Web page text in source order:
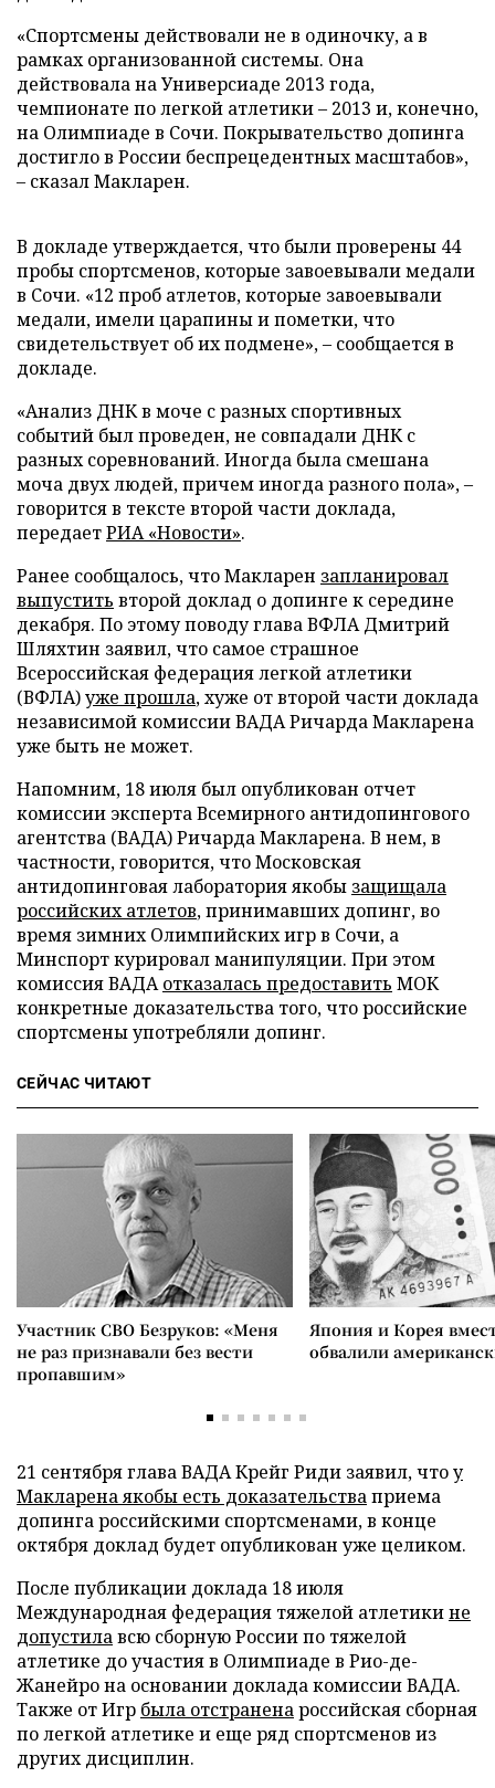
«Спортсмены действовали не в одиночку, а в
рамках организованной системы. Она
действовала на Универсиаде 2013 года,
чемпионате по легкой атлетики – 2013 и, конечно,
на Олимпиаде в Сочи. Покрывательство допинга
достигло в России беспрецедентных масштабов»,
– сказал Макларен.
В докладе утверждается, что были проверены 44
пробы спортсменов, которые завоевывали медали
в Сочи. «12 проб атлетов, которые завоевывали
медали, имели царапины и пометки, что
свидетельствует об их подмене», – сообщается в
докладе.
«Анализ ДНК в моче с разных спортивных
событий был проведен, не совпадали ДНК с
разных соревнований. Иногда была смешана
моча двух людей, причем иногда разного пола», –
говорится в тексте второй части доклада,
передаетРИА «Новости».
Ранее сообщалось, что Макларен запланировал
выпустить второй доклад о допинге к середине
декабря. По этому поводу глава ВФЛА Дмитрий
Шляхтин заявил, что самое страшное
Всероссийская федерация легкой атлетики
(ВФЛА)уже прошла, хуже от второй части доклада
независимой комиссии ВАДА Ричарда Макларена
уже быть не может.
Напомним, 18 июля был опубликован отчет
комиссии эксперта Всемирного антидопингового
агентства (ВАДА) Ричарда Макларена. В нем, в
частности, говорится, что Московская
антидопинговая лаборатория якобы защищала
российских атлетов, принимавших допинг, во
время зимних Олимпийских игр в Сочи, а
Минспорт курировал манипуляции. При этом
комиссия ВАДАотказалась предоставить МОК
конкретные доказательства того, что российские
спортсмены употребляли допинг.
СЕЙЧАС ЧИТАЮТ
Участник СВО Безруков: «Меня
не раз признавали без вести
пропавшим»
Япония и Корея
обвалили
21 сентября глава ВАДА Крейг Риди заявил, чтоу
Макларена якобы есть доказательстваприема
допинга российскими спортсменами, в конце
октября доклад будет опубликован уже целиком.
После публикации доклада 18 июля
Международная федерация тяжелой атлетикине
допустилавсю сборную России по тяжелой
атлетике до участия в Олимпиаде в Рио-де-
Жанейро на основании доклада комиссии ВАДА.
Также от Игр была отстраненароссийская сборная
по легкой атлетике и еще ряд спортсменов из
других дисциплин.